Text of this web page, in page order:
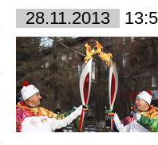
28.11.2013